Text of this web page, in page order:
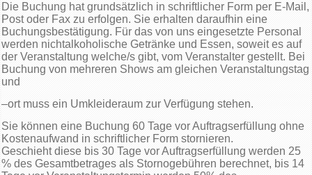
Die Buchung hat grundsätzlich in schriftlicher Form per E-Mail,
Post oder Fax zu erfolgen. Sie erhalten daraufhin eine
Buchungsbestätigung. Für das von uns eingesetzte Personal
werden nichtalkoholische Getränke und Essen, soweit es auf
der Veranstaltung welche/s gibt, vom Veranstalter gestellt. Bei
Buchung von mehreren Shows am gleichen Veranstaltungstag
und
–ort muss ein Umkleideraum zur Verfügung stehen.
Sie können eine Buchung 60 Tage vor Auftragserfüllung ohne
Kostenaufwand in schriftlicher Form stornieren.
Geschieht diese bis 30 Tage vor Auftragserfüllung werden 25
% des Gesamtbetrages als Stornogebühren berechnet, bis 14